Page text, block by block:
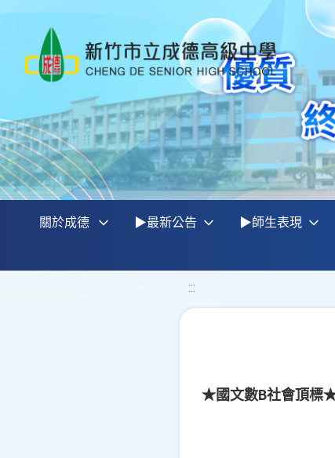
關於成德 ▶最新公告 ▶師生表現
:::
★國文數B社會頂標